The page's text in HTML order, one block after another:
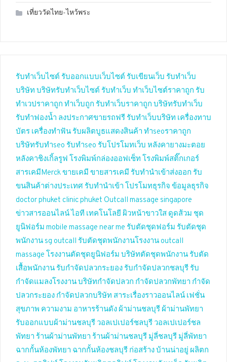
เที่ยววัดไทย-ไหว้พระ
รับทำเว็บไซต์ รับออกแบบเว็บไซต์ รับเขียนเว็บ รับทำเว็บ
บริษัท บริษัทรับทำเว็บไซต์ รับทำเว็บ ทำเว็บไซต์ราคาถูก รับ
ทำเวปราคาถูก ทำเว็บถูก รับทำเว็บราคาถูก บริษัทรับทำเว็บ
รับทำฟองน้ำ ลงประกาศขายรถฟรี รับทำเว็บบริษัท เครื่องทาบ
บัตร เครื่องทำฟัน รับผลิตบูธแสดงสินค้า ทำseoราคาถูก
บริษัทรับทำseo รับทำseo รับโปรโมทเว็บ หลังคายางมะตอย
หลังคาชิงเกิ้ลรูฟ โรงพิมพ์กล่องออฟเซ็ท โรงพิมพ์สติ๊กเกอร์
สารเคมีMerckขายเคมี ขายสารเคมี รับทำนำเข้าส่งออก รับ
ขนสินค้าต่างประเทศ รับทำนำเข้า โปรโมทธุรกิจ ข้อมูลธุรกิจ
doctor phuket clinic phuket Outcall massage singapore
ข่าวสารออนไลน์ไอที เทคโนโลยี ผิวหน้าขาวใส ดูดส้วม ชุด
ยูนิฟอร์ม mobile massage near me รับตัดชุดฟอร์ม รับตัดชุด
พนักงาน sg outcall รับตัดชุดพนักงานโรงงาน outcall
massage โรงงานตัดชุดยูนิฟอร์ม บริษัทตัดชุดพนักงาน รับตัด
เสื้อพนักงาน รับกำจัดปลวกระยอง รับกำจัดปลวกชลบุรี รับ
กำจัดแมลงโรงงานบริษัทกำจัดปลวก กำจัดปลวกพัทยา กำจัด
ปลวกระยอง กำจัดปลวกบริษัท สาระเรื่องราวออนไลน์ เฟชั่น
สุขภาพ ความงาม อาหารร้านดัง ผ้าม่านชลบุรี ผ้าม่านพัทยา
รับออกแบบผ้าม่านชลบุรี วอลเปเปอร์ชลบุรี วอลเปเปอร์ชล
พัทยา ร้านผ้าม่านพัทยา ร้านผ้าม่านชลบุรี มู่ลี่ชลบุรี มู่ลี่พัทยา
ฉากกั้นห้องพัทยา ฉากกั้นห้องชลบุรี ก่อสร้าง บ้านน่าอยู่ ผลิตก